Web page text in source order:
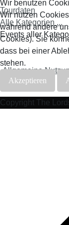
Tourdaten
Alle Kategorien ...
Events aller
Allgemeine
Copyright The
Wir benutzen
Wir nutzen
während andere
Cookies). Sie
dass bei einer
stehen.
Akzeptieren